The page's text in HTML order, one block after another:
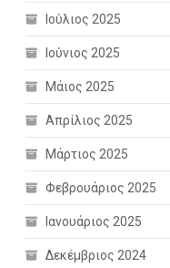
Ιούλιος 2025
Ιούνιος 2025
Μάιος 2025
Απρίλιος 2025
Μάρτιος 2025
Φεβρουάριος 2025
Ιανουάριος 2025
Δεκέμβριος 2024